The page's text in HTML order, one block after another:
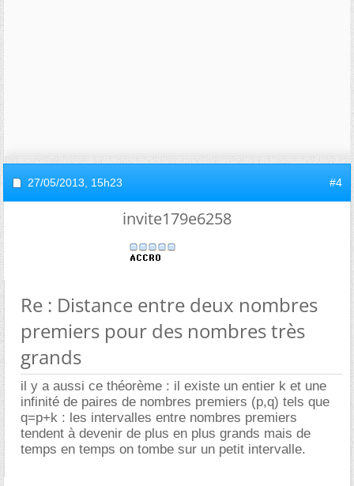
27/05/2013, 15h23 #4
invite179e6258
Re : Distance entre deux nombres
premiers pour des nombres très
grands
il y a aussi ce théorème : il existe un entier k et une
infinité de paires de nombres premiers (p,q) tels que
q=p+k : les intervalles entre nombres premiers
tendent à devenir de plus en plus grands mais de
temps en temps on tombe sur un petit intervalle.